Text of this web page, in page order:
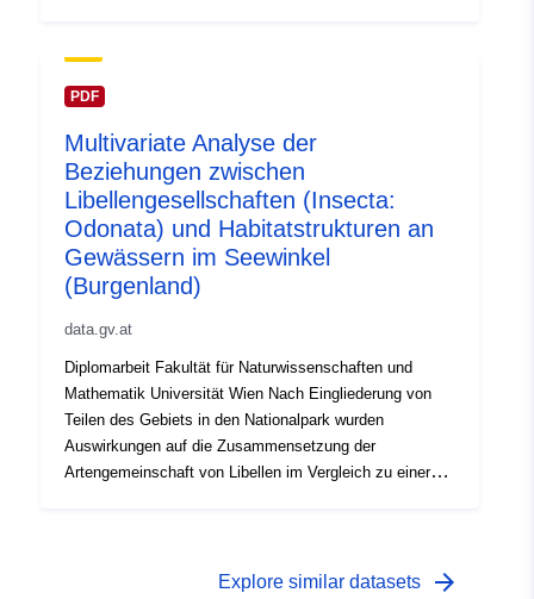
spații.
PDF
Multivariate Analyse der
Beziehungen zwischen
Libellengesellschaften (Insecta:
Odonata) und Habitatstrukturen an
Gewässern im Seewinkel
(Burgenland)
data.gv.at
Diplomarbeit Fakultät für Naturwissenschaften und
Mathematik Universität Wien Nach Eingliederung von
Teilen des Gebiets in den Nationalpark wurden
Auswirkungen auf die Zusammensetzung der
Artengemeinschaft von Libellen im Vergleich zu einer
Explore similar datasets arrow_forward